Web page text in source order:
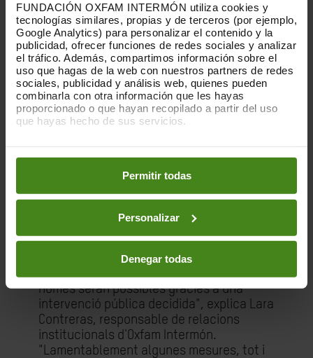
FUNDACIÓN OXFAM INTERMÓN utiliza cookies y
tecnologías similares, propias y de terceros (por ejemplo,
Google Analytics) para personalizar el contenido y la
publicidad, ofrecer funciones de redes sociales y analizar
el tráfico. Además, compartimos información sobre el
uso que hagas de la web con nuestros partners de redes
sociales, publicidad y análisis web, quienes pueden
combinarla con otra información que les hayas
proporcionado o que hayan recopilado a partir del uso
que hayas hecho de sus servicios.
preferencias accediendo a nuestraPolítica de Cookieso
en los botones facilitados a continuación:
Permitir todas
Personalizar
Denegar todas
“Avançar cap a economies de zero
emissions requereix canvis
radicals que només seran
possibles gràcies a una
intervenció pública decidida”
d'Oxfam Intermón
"Avançar cap a economies de zero
emissions requereix canvis radicals que
només seran possibles gràcies a una
intervenció pública decidida", explica Lara
Contreras, responsable de relacions
institucionals d'Oxfam Intermón.
"Lamentablement algunes mesures, tot i